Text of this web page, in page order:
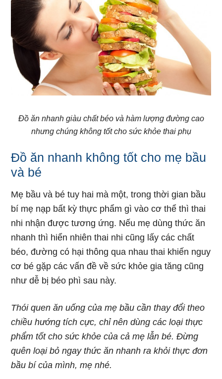
Đồ ăn nhanh giàu chất béo và hàm lượng đường cao
nhưng chúng không tốt cho sức khỏe thai phụ
Đồ ăn nhanh không tốt cho mẹ bầu
và bé
Mẹ bầu và bé tuy hai mà một, trong thời gian bầu
bí mẹ nạp bất kỳ thực phẩm gì vào cơ thể thì thai
nhi nhận được tương ứng. Nếu mẹ dùng thức ăn
nhanh thì hiển nhiên thai nhi cũng lấy các chất
béo, đường có hại thông qua nhau thai khiến nguy
cơ bé gặp các vấn đề về sức khỏe gia tăng cũng
như dễ bị béo phì sau này.
Thói quen ăn uống của mẹ bầu cần thay đổi theo
chiều hướng tích cực, chỉ nên dùng các loại thực
phẩm tốt cho sức khỏe của cả mẹ lẫn bé. Đừng
quên loại bỏ ngay thức ăn nhanh ra khỏi thực đơn
bầu bí của mình, mẹ nhé.